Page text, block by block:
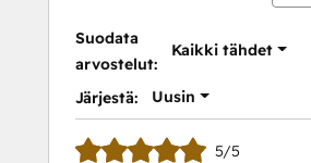
Suodata
arvostelut:
Kaikki tähdet
Järjestä: Uusin
5/5